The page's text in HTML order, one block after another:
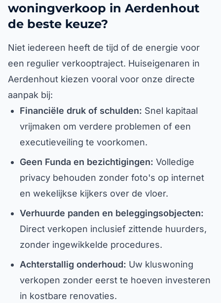
woningverkoop in Aerdenhout
de beste keuze?
Niet iedereen heeft de tijd of de energie voor
een regulier verkooptraject. Huiseigenaren in
Aerdenhout kiezen vooral voor onze directe
aanpak bij:
Financiële druk of schulden: Snel kapitaal
vrijmaken om verdere problemen of een
executieveiling te voorkomen.
Geen Funda en bezichtigingen: Volledige
privacy behouden zonder foto's op internet
en wekelijkse kijkers over de vloer.
Verhuurde panden en beleggingsobjecten:
Direct verkopen inclusief zittende huurders,
zonder ingewikkelde procedures.
Achterstallig onderhoud: Uw kluswoning
verkopen zonder eerst te hoeven investeren
in kostbare renovaties.